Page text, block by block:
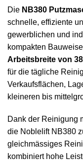
Die NB380
schnelle, effiziente
gewerblichen und
kompakten
Arbeitsbreite von
für die tägliche
Verkaufsflächen,
kleineren bis
Dank der Reinigung
die Noblelift NB380
gleichmässiges
kombiniert hohe